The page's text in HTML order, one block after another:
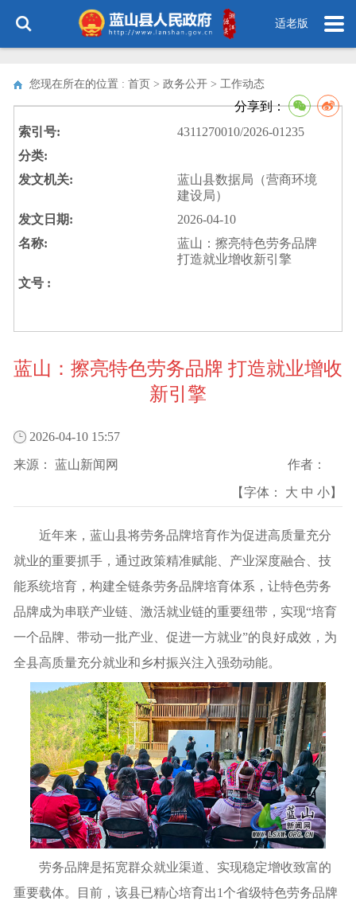
适老版
您现在所在的位置 : 首页 > 政务公开 > 工作动态
分享到：
索引号:
4311270010/2026-01235
分类:
发文机关:
蓝山县数据局（营商环境
建设局）
发文日期:
2026-04-10
名称:
蓝山：擦亮特色劳务品牌
打造就业增收新引擎
文号 :
蓝山：擦亮特色劳务品牌 打造就业增收
新引擎
2026-04-10 15:57
来源： 蓝山新闻网 作者：
【字体： 大 中 小】
近年来，蓝山县将劳务品牌培育作为促进高质量充分
就业的重要抓手，通过政策精准赋能、产业深度融合、技
能系统培育，构建全链条劳务品牌培育体系，让特色劳务
品牌成为串联产业链、激活就业链的重要纽带，实现“培育
一个品牌、带动一批产业、促进一方就业”的良好成效，为
全县高质量充分就业和乡村振兴注入强劲动能。
劳务品牌是拓宽群众就业渠道、实现稳定增收致富的
重要载体。目前，该县已精心培育出1个省级特色劳务品牌